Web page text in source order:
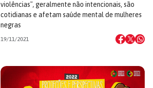
violências", geralmente não intencionais, são
cotidianas e afetam saúde mental de mulheres
negras
19/11/2021